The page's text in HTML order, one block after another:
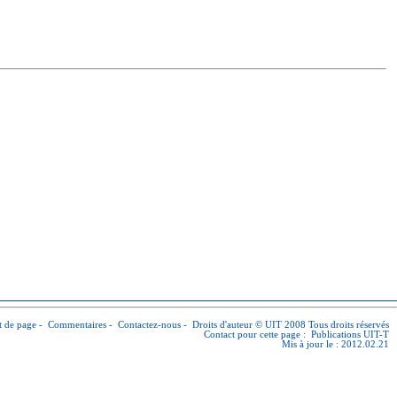
de page - Commentaires - Contactez-nous - Droits d'auteur © UIT 2008 Tous droits réservés
Contact pour cette page : Publications UIT-T
Mis à jour le : 2012.02.21